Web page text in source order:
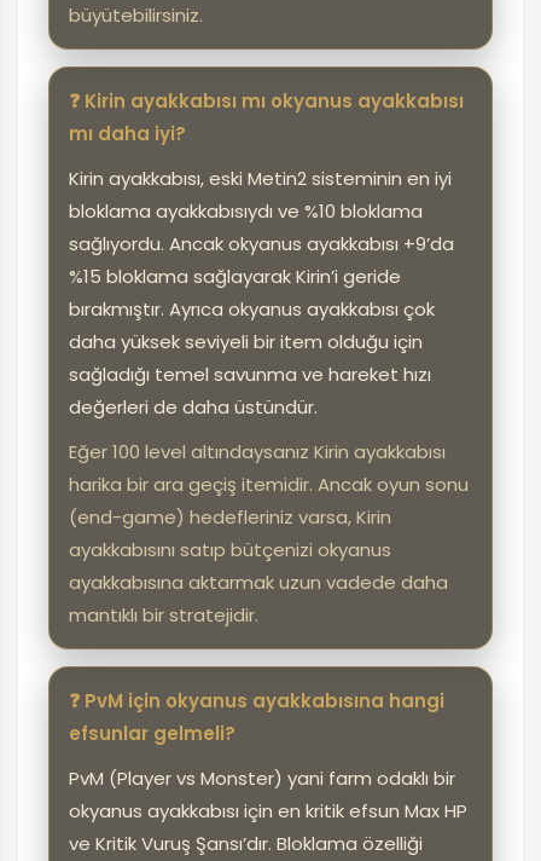
büyütebilirsiniz.
❓ Kirin ayakkabısı mı okyanus ayakkabısı
mı daha iyi?
Kirin ayakkabısı, eski Metin2 sisteminin en iyi
bloklama ayakkabısıydı ve %10 bloklama
sağlıyordu. Ancak okyanus ayakkabısı +9’da
%15 bloklama sağlayarak Kirin’i geride
bırakmıştır. Ayrıca okyanus ayakkabısı çok
daha yüksek seviyeli bir item olduğu için
sağladığı temel savunma ve hareket hızı
değerleri de daha üstündür.
Eğer 100 level altındaysanız Kirin ayakkabısı
harika bir ara geçiş itemidir. Ancak oyun sonu
(end-game) hedefleriniz varsa, Kirin
ayakkabısını satıp bütçenizi okyanus
ayakkabısına aktarmak uzun vadede daha
mantıklı bir stratejidir.
❓ PvM için okyanus ayakkabısına hangi
efsunlar gelmeli?
PvM (Player vs Monster) yani farm odaklı bir
okyanus ayakkabısı için en kritik efsun Max HP
ve Kritik Vuruş Şansı’dır. Bloklama özelliği